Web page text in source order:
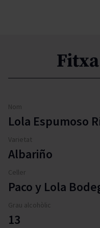
Nom
Lola Espumoso
Varietat
Albariño
Celler
Paco y Lola
Grau alcohòlic
13